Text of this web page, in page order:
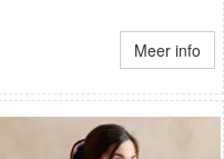
Meer info